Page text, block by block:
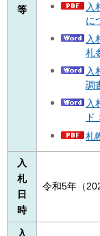
等
入
に
入
札
入
調
入
ド
札
入
札
日
時
令和5年（
入